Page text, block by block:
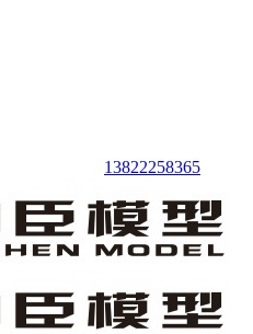
13822258365